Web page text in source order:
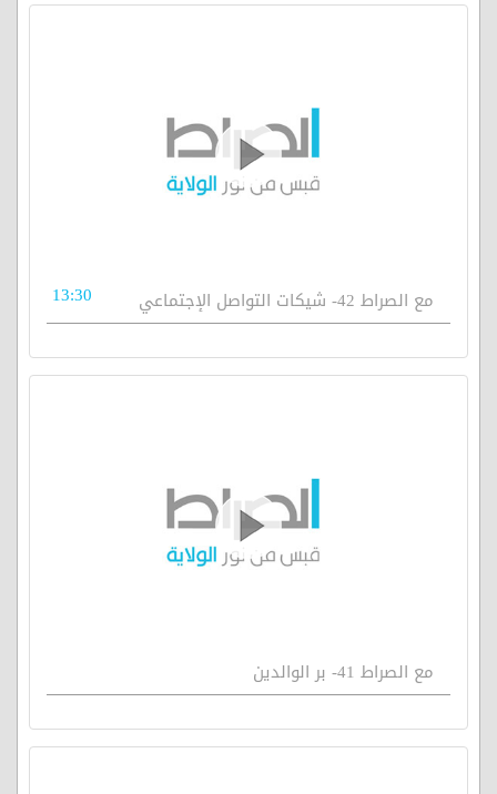
مع الصراط 42- شيكات التواصل الإجتماعي 13:30
مع الصراط 41- بر الوالدين